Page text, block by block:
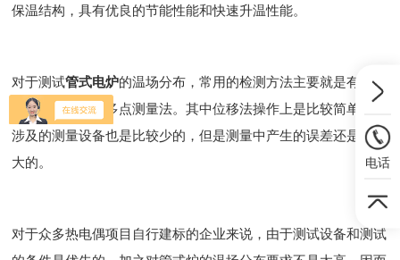
保温结构，具有优良的节能性能和快速升温性能。
对于测试管式电炉的温场分布，常用的检测方法主要就是有：位
移法，微差法和多点测量法。其中位移法操作上是比较简单的，
涉及的测量设备也是比较少的，但是测量中产生的误差还是比较
大的。
对于众多热电偶项目自行建标的企业来说，由于测试设备和测试
电话